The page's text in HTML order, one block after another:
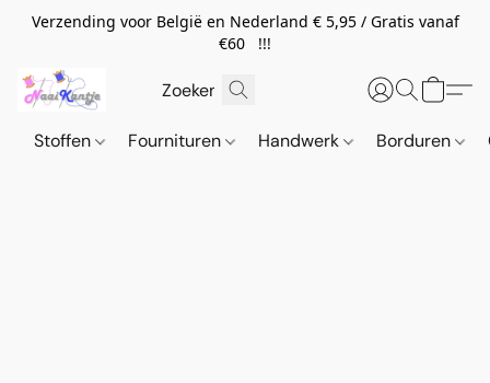
Verzending voor België en Nederland € 5,95 / Gratis vanaf
€60 !!!
Stoffen Fournituren Handwerk Borduren